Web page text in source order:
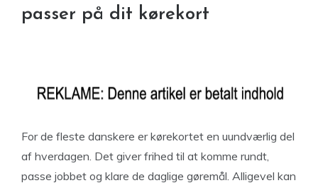
passer på dit kørekort
For de fleste danskere er kørekortet en uundværlig del
af hverdagen. Det giver frihed til at komme rundt,
passe jobbet og klare de daglige gøremål. Alligevel kan